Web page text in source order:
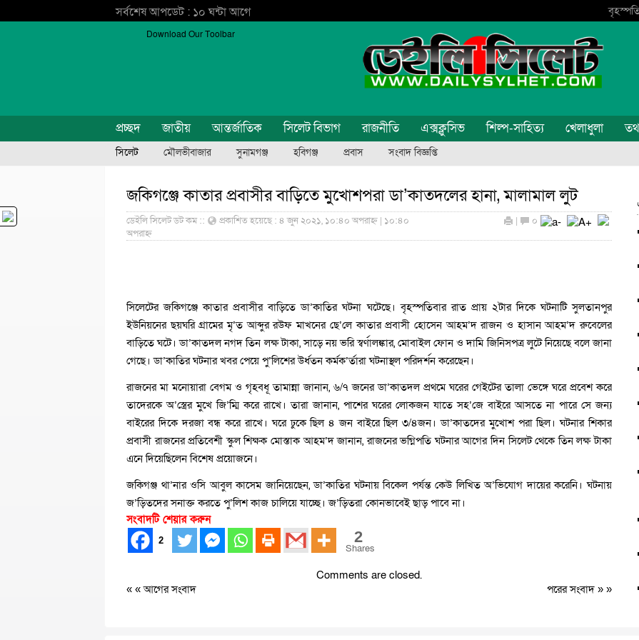
সর্বশেষ আপডেট : ১০ ঘন্টা আগে
Download Our Toolbar
প্রচ্ছদ জাতীয় আন্তর্জাতিক সিলেট বিভাগ রাজনীতি এক্সক্লুসিভ শিল্প-সাহিত্য খেলাধুলা
সিলেট মৌলভীবাজার সুনামগঞ্জ হবিগঞ্জ প্রবাস সংবাদ বিজ্ঞপ্তি
জকিগঞ্জে কাতার প্রবাসীর বাড়িতে মুখোশপরা ডা’কাতদলের হানা, মালামাল লুট
ডেইলি সিলেট ডট কম ::
প্রকাশিত হয়েছে : ৪ জুন ২০২১, ১০:৪০ অপরাহ্ন | ১০:৪০
অপরাহ্ন
| ০
সিলেটের জকিগঞ্জে কাতার প্রবাসীর বাড়িতে ডা’কাতির ঘটনা ঘটেছে। বৃহস্পতিবার রাত প্রায় ২টার দিকে ঘটনাটি সুলতানপুর
ইউনিয়নের ছয়ঘরি গ্রামের মৃ’ত আব্দুর রউফ মাখনের ছে’লে কাতার প্রবাসী হোসেন আহম’দ রাজন ও হাসান আহম’দ রুবেলের
বাড়িতে ঘটে। ডা’কাতদল নগদ তিন লক্ষ টাকা, সাড়ে নয় ভরি স্বর্ণালঙ্কার, মোবাইল ফোন ও দামি জিনিসপত্র লুটে নিয়েছে বলে জানা
গেছে। ডা’কাতির ঘটনার খবর পেয়ে পু’লিশের উর্ধতন কর্মক’র্তারা ঘটনাস্থল পরিদর্শন করেছেন।
রাজনের মা মনোয়ারা বেগম ও গৃহবধূ তামান্না জানান, ৬/৭ জনের ডা’কাতদল প্রথমে ঘরের গেইটের তালা ভেঙ্গে ঘরে প্রবেশ করে
তাদেরকে অ’স্ত্রের মুখে জি’ম্মি করে রাখে। তারা জানান, পাশের ঘরের লোকজন যাতে সহ’জে বাইরে আসতে না পারে সে জন্য
বাইরের দিকে দরজা বন্ধ করে রাখে। ঘরে ঢুকে ছিল ৪ জন বাইরে ছিল ৩/৪জন। ডা’কাতদের মুখোশ পরা ছিল। ঘটনার শিকার
প্রবাসী রাজনের প্রতিবেশী স্কুল শিক্ষক মোস্তাক আহম’দ জানান, রাজনের ভগ্নিপতি ঘটনার আগের দিন সিলেট থেকে তিন লক্ষ টাকা
এনে দিয়েছিলেন বিশেষ প্রয়োজনে।
জকিগঞ্জ থা’নার ওসি আবুল কাসেম জানিয়েছেন, ডা’কাতির ঘটনায় বিকেল পর্যন্ত কেউ লিখিত অ’ভিযোগ দায়ের করেনি। ঘটনায়
জ’ড়িতদের সনাক্ত করতে পু’লিশ কাজ চালিয়ে যাচ্ছে। জ’ড়িতরা কোনভাবেই ছাড় পাবে না।
সংবাদটি শেয়ার করুন
2 2
Shares
Comments are closed.
« «আগের সংবাদ পরের সংবাদ » »